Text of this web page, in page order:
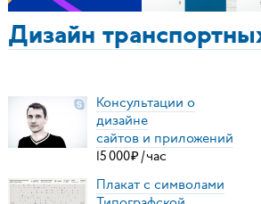
Дизайн
Консультации о
дизайне
сайтов и приложений
15000₽ /час
Плакат с символами